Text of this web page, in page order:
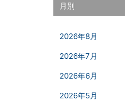
月別
2026年8月
2026年7月
2026年6月
2026年5月